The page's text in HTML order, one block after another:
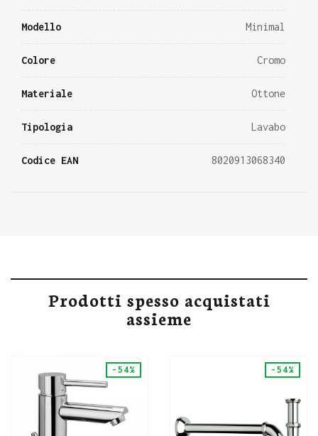
Modello Minimal
Colore Cromo
Materiale Ottone
Tipologia Lavabo
Codice EAN 8020913068340
Prodotti spesso acquistati
assieme
-54% -54%